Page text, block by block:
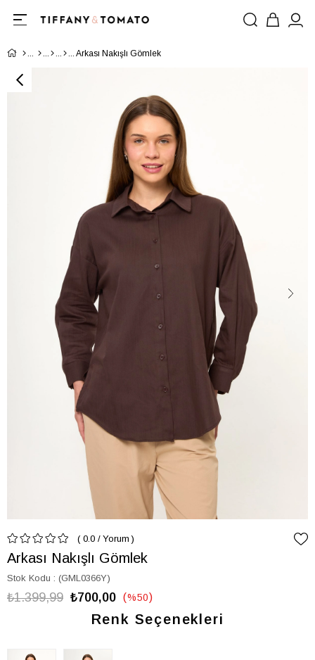
Arkası Nakışlı Gömlek
0.0 / Yorum
Arkası Nakışlı Gömlek
Stok Kodu (GML0366Y)
₺1.399,99 ₺700,00 %50
Renk Seçenekleri